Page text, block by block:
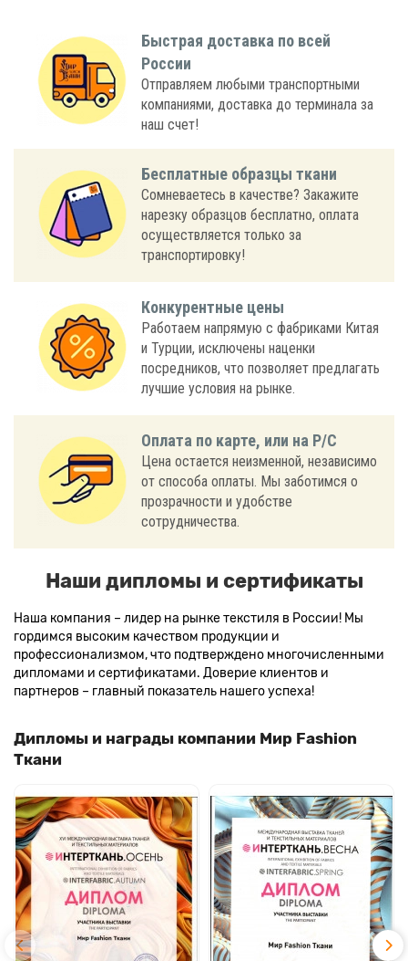
Быстрая доставка по всей
России
Отправляем любыми транспортными
компаниями, доставка до терминала за
наш счет!
Бесплатные образцы ткани
Сомневаетесь в качестве? Закажите
нарезку образцов бесплатно, оплата
осуществляется только за
транспортировку!
Конкурентные цены
Работаем напрямую с фабриками Китая
и Турции, исключены наценки
посредников, что позволяет предлагать
лучшие условия на рынке.
Оплата по карте, или на Р/С
Цена остается неизменной, независимо
от способа оплаты. Мы заботимся о
прозрачности и удобстве
сотрудничества.
Наши дипломы и сертификаты
Наша компания – лидер на рынке текстиля в России! Мы
гордимся высоким качеством продукции и
профессионализмом, что подтверждено многочисленными
дипломами и сертификатами. Доверие клиентов и
партнеров – главный показатель нашего успеха!
Дипломы и награды компании Мир Fashion
Ткани